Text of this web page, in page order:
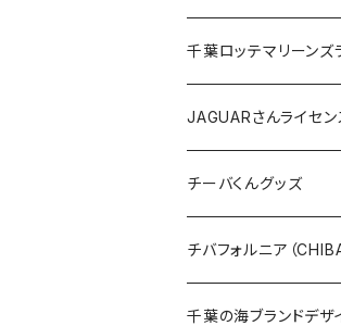
缶バッジ
ホテルキーホルダー
アクリルキーホルダー
ホテルキーホルダー
クリアファイル
Tシャツ
キャップ
キャップ
バッグ
ステッカー
缶バッジ
キーホルダー
Tシャツ
キャップ
バッグ
ステッカー
缶バッジ
千葉ロッテマリーンズ
ステッカー
ステッカー
ステッカー大
缶バッジ
缶バッジ32mm
缶バッジ54mm
エコバッグ
JAGUARさんコラボグ
JAGUARさんライセン
Tシャツ
ステッカー
缶バッジ
チーバくんグッズ
Tシャツ
キャップ
チバフォルニア（
Tシャツ
千葉の海ブランドデザ